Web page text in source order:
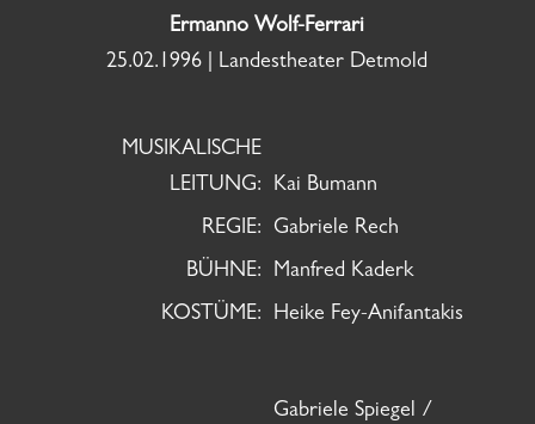
Ermanno Wolf-Ferrari
25.02.1996 | Landestheater Detmold
MUSIKALISCHE
LEITUNG:
Kai Bumann
REGIE:
Gabriele Rech
BÜHNE:
Manfred Kaderk
KOSTÜME:
Heike Fey-Anifantakis
Gabriele Spiegel /